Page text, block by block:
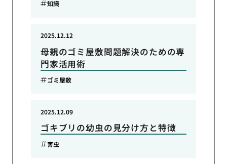
知識
母親のゴミ屋敷問題解決のための専
門家活用術
2025.12.12
ゴミ屋敷
ゴキブリの幼虫の見分け方と特徴
2025.12.09
害虫